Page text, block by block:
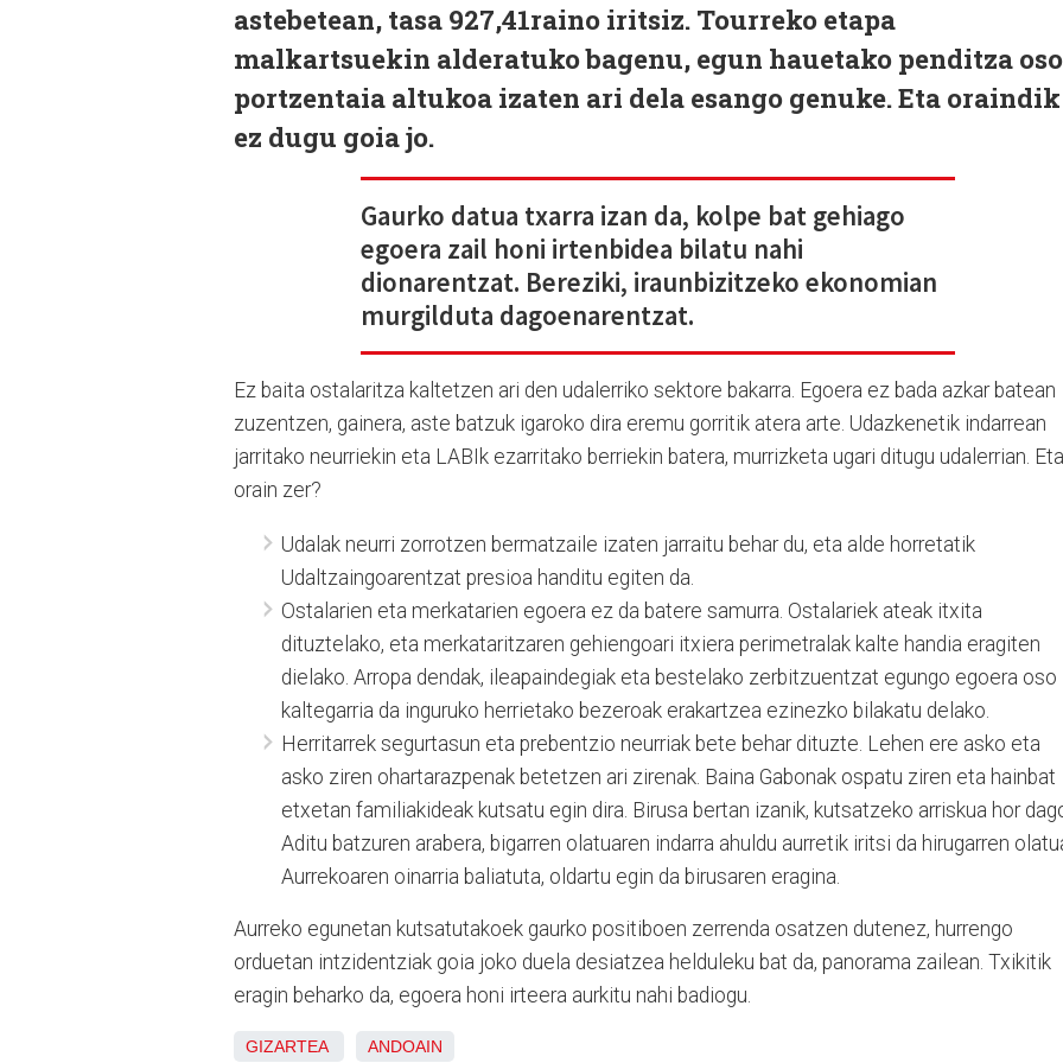
astebetean, tasa 927,41raino iritsiz. Tourreko etapa
malkartsuekin alderatuko bagenu, egun hauetako penditza oso
portzentaia altukoa izaten ari dela esango genuke. Eta oraindik
ez dugu goia jo.
Gaurko datua txarra izan da, kolpe bat gehiago
egoera zail honi irtenbidea bilatu nahi
dionarentzat. Bereziki, iraunbizitzeko ekonomian
murgilduta dagoenarentzat.
Ez baita ostalaritza kaltetzen ari den udalerriko sektore bakarra. Egoera ez bada azkar batean
zuzentzen, gainera, aste batzuk igaroko dira eremu gorritik atera arte. Udazkenetik indarrean
jarritako neurriekin eta LABIk ezarritako berriekin batera, murrizketa ugari ditugu udalerrian. Eta
orain zer?
Udalak neurri zorrotzen bermatzaile izaten jarraitu behar du, eta alde horretatik
Udaltzaingoarentzat presioa handitu egiten da.
Ostalarien eta merkatarien egoera ez da batere samurra. Ostalariek ateak itxita
dituztelako, eta merkataritzaren gehiengoari itxiera perimetralak kalte handia eragiten
dielako. Arropa dendak, ileapaindegiak eta bestelako zerbitzuentzat egungo egoera oso
kaltegarria da inguruko herrietako bezeroak erakartzea ezinezko bilakatu delako.
Herritarrek segurtasun eta prebentzio neurriak bete behar dituzte. Lehen ere asko eta
asko ziren ohartarazpenak betetzen ari zirenak. Baina Gabonak ospatu ziren eta hainbat
etxetan familiakideak kutsatu egin dira. Birusa bertan izanik, kutsatzeko arriskua hor
Aditu batzuren arabera, bigarren olatuaren indarra ahuldu aurretik iritsi da hirugarren
Aurrekoaren oinarria baliatuta, oldartu egin da birusaren eragina.
Aurreko egunetan kutsatutakoek gaurko positiboen zerrenda osatzen dutenez, hurrengo
orduetan intzidentziak goia joko duela desiatzea helduleku bat da, panorama zailean. Txikitik
eragin beharko da, egoera honi irteera aurkitu nahi badiogu.
GIZARTEA ANDOAIN